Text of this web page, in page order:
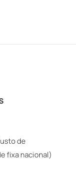
de
fixa nacional)